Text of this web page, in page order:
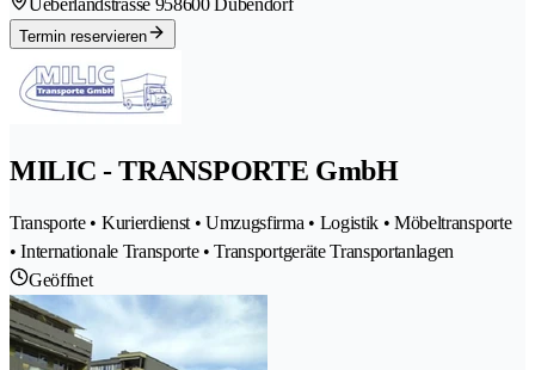
Termin reservieren
MILIC - TRANSPORTE GmbH
Transporte • Kurierdienst • Umzugsfirma • Logistik • Möbeltransporte
• Internationale Transporte • Transportgeräte Transportanlagen
Geöffnet